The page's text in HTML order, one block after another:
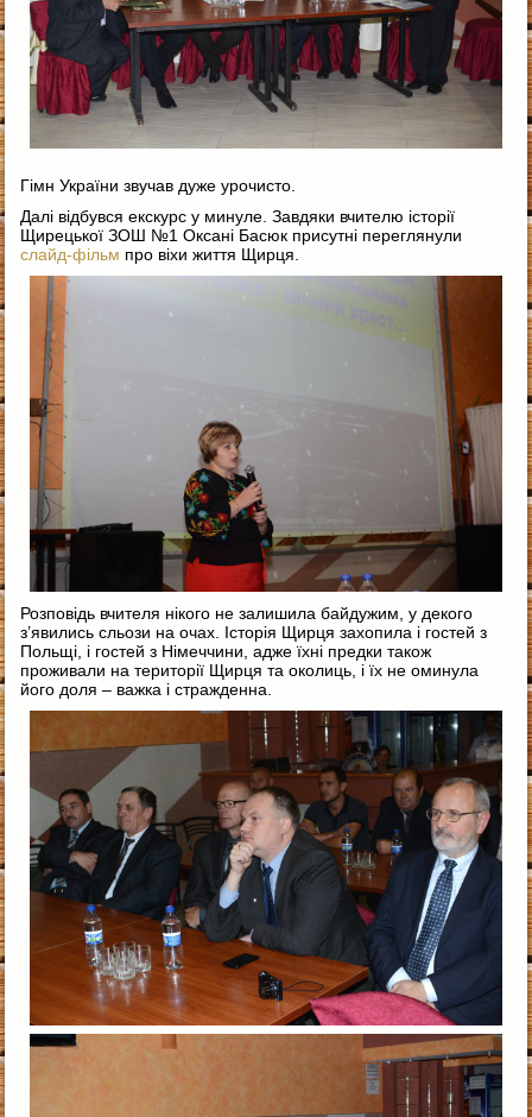
Гімн України звучав дуже урочисто.
Далі відбувся екскурс у минуле. Завдяки вчителю історії
Щирецької ЗОШ №1 Оксані Басюк присутні переглянули
слайд-фільм про віхи життя Щирця.
Розповідь вчителя нікого не залишила байдужим, у декого
з’явились сльози на очах. Історія Щирця захопила і гостей з
Польщі, і гостей з Німеччини, адже їхні предки також
проживали на території Щирця та околиць, і їх не оминула
його доля – важка і стражденна.